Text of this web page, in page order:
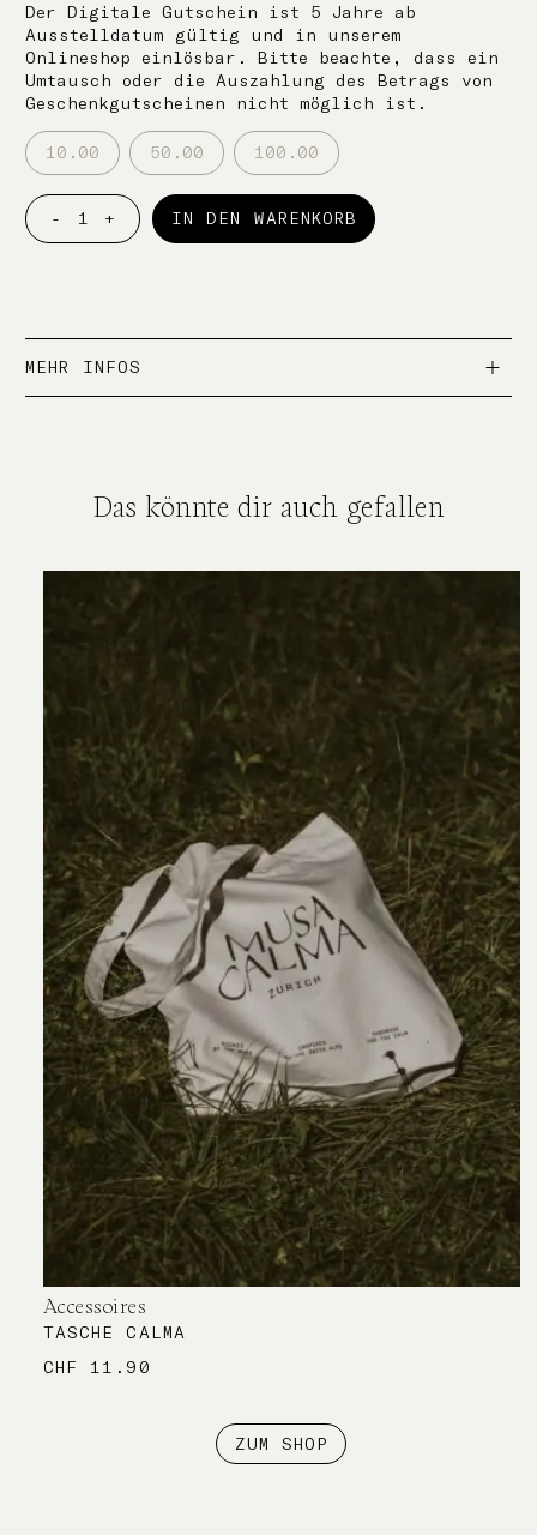
Der Digitale Gutschein ist 5 Jahre ab
Ausstelldatum gültig und in unserem
Onlineshop einlösbar. Bitte beachte, dass ein
Umtausch oder die Auszahlung des Betrags von
Geschenkgutscheinen nicht möglich ist.
10.00 50.00 100.00
-
Digitaler
+ IN DEN WARENKORB
MEHR INFOS
Das könnte dir auch gefallen
Accessoires
TASCHE CALMA
CHF
11.90
ZUM SHOP